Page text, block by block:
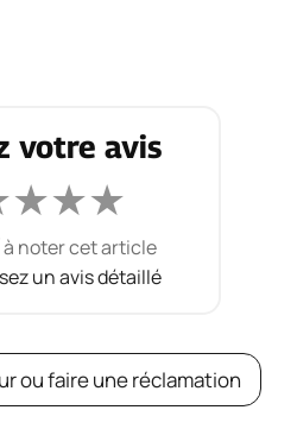
votre avis
★★★
à noter cet article
un avis détaillé
ou faire une réclamation